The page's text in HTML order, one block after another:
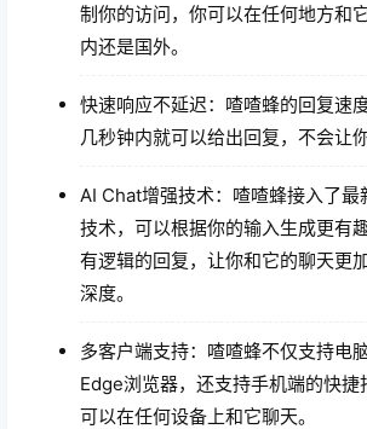
制你的访问，你可以在任何地方和
内还是国外。
快速响应不延迟：喳喳蜂的回复速
几秒钟内就可以给出回复，不会让
AI Chat增强技术：喳喳蜂接入了最
技术，可以根据你的输入生成更有
有逻辑的回复，让你和它的聊天更
深度。
多客户端支持：喳喳蜂不仅支持电
Edge浏览器，还支持手机端的快捷
可以在任何设备上和它聊天。